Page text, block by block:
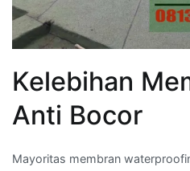
Kelebihan
Anti Bocor
Mayoritas membran